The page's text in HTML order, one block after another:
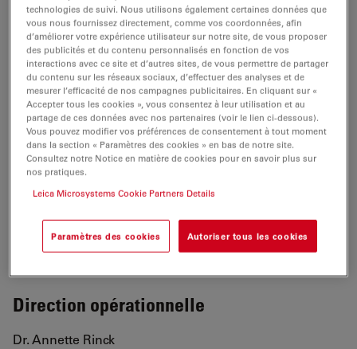
Siège social international
Leica Microsystems GmbH
Ernst-Leitz-Strasse 17-37
35578 Wetzlar Allemagne
Nº d'inscription : HRB 5187
Nº de siret : DE 812487602
Télécopie : +49 6441 29-2599
URL :http://www.leica-microsystems.com
Direction opérationnelle
Dr. Annette Rinck
technologies de suivi. Nous utilisons également certaines données que
vous nous fournissez directement, comme vos coordonnées, afin
d’améliorer votre expérience utilisateur sur notre site, de vous proposer
des publicités et du contenu personnalisés en fonction de vos
interactions avec ce site et d’autres sites, de vous permettre de partager
du contenu sur les réseaux sociaux, d’effectuer des analyses et de
mesurer l’efficacité de nos campagnes publicitaires. En cliquant sur «
Accepter tous les cookies », vous consentez à leur utilisation et au
partage de ces données avec nos partenaires (voir le lien ci-dessous).
Vous pouvez modifier vos préférences de consentement à tout moment
dans la section « Paramètres des cookies » en bas de notre site.
Consultez notre Notice en matière de cookies pour en savoir plus sur
nos pratiques.
Leica Microsystems Cookie Partners Details
Paramètres des cookies Autoriser tous les cookies